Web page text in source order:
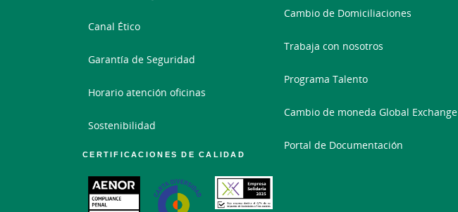
Canal Ético
Garantía de Seguridad
Horario atención oficinas
Sostenibilidad
CERTIFICACIONES DE CALIDAD
Cambio de Domiciliaciones
Trabaja con nosotros
Programa Talento
Cambio de moneda Global Exchange
Portal de Documentación